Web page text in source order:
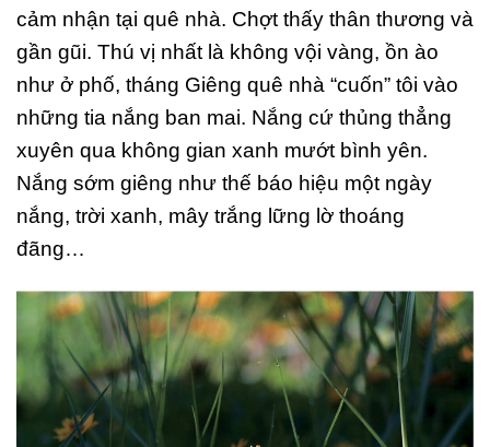
cảm nhận tại quê nhà. Chợt thấy thân thương và
gần gũi. Thú vị nhất là không vội vàng, ồn ào
như ở phố, tháng Giêng quê nhà “cuốn” tôi vào
những tia nắng ban mai. Nắng cứ thủng thẳng
xuyên qua không gian xanh mướt bình yên.
Nắng sớm giêng như thế báo hiệu một ngày
nắng, trời xanh, mây trắng lững lờ thoáng
đãng…